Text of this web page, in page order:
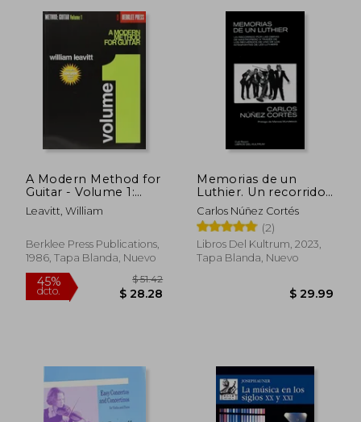
45%
dcto.
40%
dcto.
A Modern Method for
Guitar - Volume 1:
Guitar Technique (en
Inglés)
Leavitt, William
Berklee Press Publications,
1986, Tapa Blanda, Nuevo
Memorias de un
Luthier. Un recorrido
por las obras de
Mastropiero a través
de los recuerdos de
uno de los
integrantes de Les
Carlos Núñez Cortés
(2)
Libros Del Kultrum, 2023,
Tapa Blanda, Nuevo